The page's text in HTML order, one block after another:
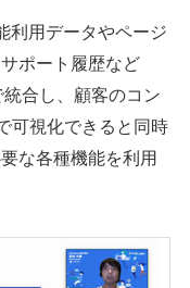
利用データやページ
ポート履歴など
合し、顧客のコン
可視化できると同時
な各種機能を利用